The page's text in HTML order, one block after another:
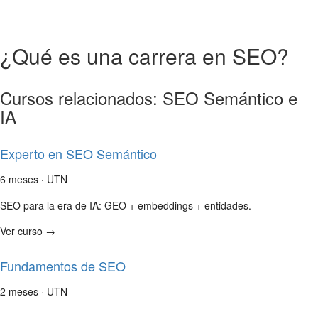
¿Qué es una carrera en SEO?
Cursos relacionados: SEO Semántico e
IA
Experto en SEO Semántico
6 meses · UTN
SEO para la era de IA: GEO + embeddings + entidades.
Ver curso →
Fundamentos de SEO
2 meses · UTN